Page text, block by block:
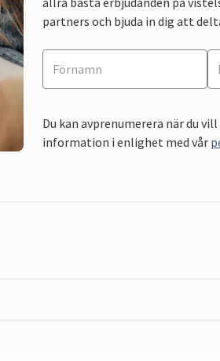
partners och bjuda in dig att
Du kan avprenumerera när du
information i enlighet med vår